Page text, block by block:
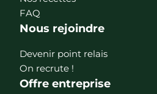
FAQ
Nous rejoindre
Devenir point relais
On recrute !
Offre entreprise